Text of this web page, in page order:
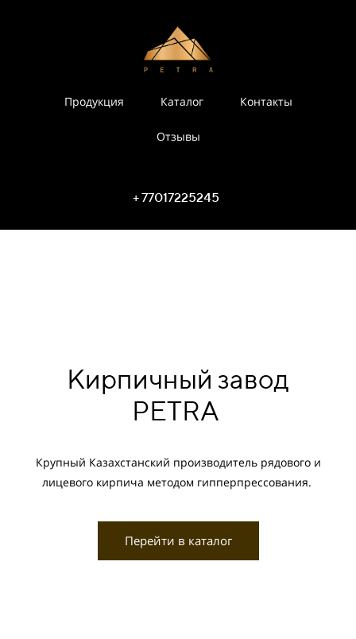
Продукция Каталог Контакты
Отзывы
+ 77017225245
Кирпичный завод
PETRA
Крупный Казахстанский производитель рядового и
лицевого кирпича методом гипперпрессования.
Перейти в каталог